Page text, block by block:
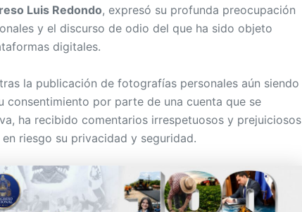
Luis Redondo, expresó su profunda preocupación
y el discurso de odio del que ha sido objeto
digitales.
la publicación de fotografías personales aún siendo
consentimiento por parte de una cuenta que se
ha recibido comentarios irrespetuosos y prejuiciosos
riesgo su privacidad y seguridad.